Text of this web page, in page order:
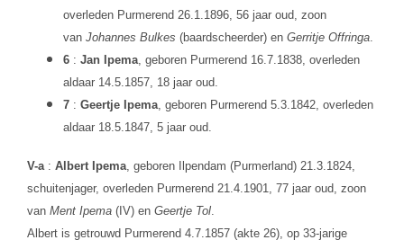
overleden Purmerend 26.1.1896, 56 jaar oud, zoon
van Johannes Bulkes (baardscheerder) en Gerritje Offringa.
6 : Jan Ipema, geboren Purmerend 16.7.1838, overleden
aldaar 14.5.1857, 18 jaar oud.
7 : Geertje Ipema, geboren Purmerend 5.3.1842, overleden
aldaar 18.5.1847, 5 jaar oud.
V-a : Albert Ipema, geboren Ilpendam (Purmerland) 21.3.1824,
schuitenjager, overleden Purmerend 21.4.1901, 77 jaar oud, zoon
van Ment Ipema(IV) en Geertje Tol.
Albert is getrouwd Purmerend 4.7.1857 (akte 26), op 33-jarige